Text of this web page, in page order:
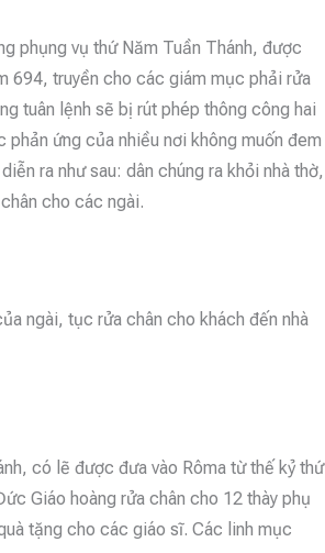
phụng vụ thứ Năm Tuần Thánh, được
694, truyền cho các giám mục phải rửa
tuân lệnh sẽ bị rút phép thông công hai
ứng của nhiều nơi không muốn đem
ra như sau: dân chúng ra khỏi nhà thờ,
cho các ngài.
ngài, tục rửa chân cho khách đến nhà
có lẽ được đưa vào Rôma từ thế kỷ thứ
Giáo hoàng rửa chân cho 12 thày phụ
tặng cho các giáo sĩ. Các linh mục